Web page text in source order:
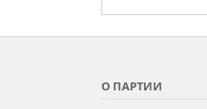
О ПАРТИИ